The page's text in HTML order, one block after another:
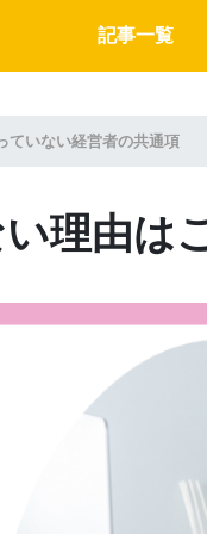
記事一覧
ていない経営者の共通項
理由は